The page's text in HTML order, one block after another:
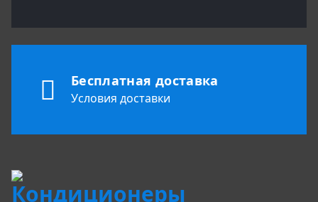
Бесплатная доставка
Условия доставки